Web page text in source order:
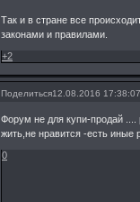
Так и в стране все
законами и правилами.
+2
Поделиться12.08.2016 17:38:07
Форум не для купи-продай
жить,не нравится -есть иные
0